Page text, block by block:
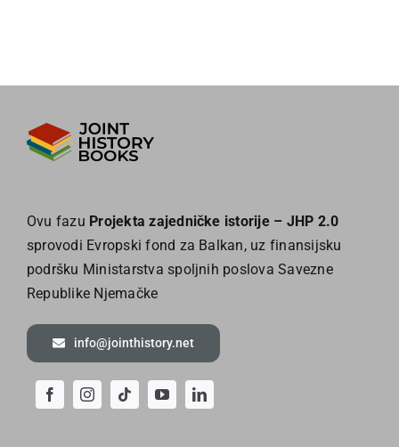
Ovu fazu Projekta zajedničke istorije – JHP 2.0
sprovodi Evropski fond za Balkan, uz finansijsku
podršku Ministarstva spoljnih poslova Savezne
Republike Njemačke
info@jointhistory.net